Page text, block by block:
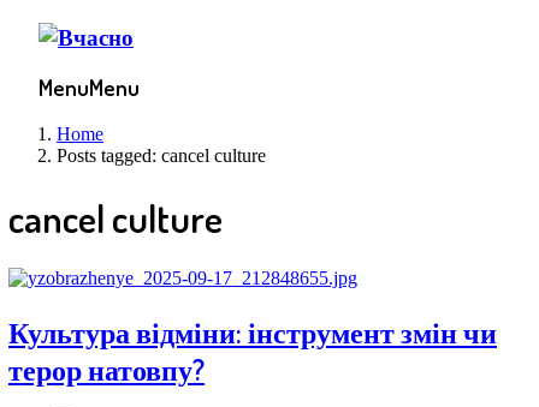
MenuMenu
Home
Posts tagged: cancel culture
cancel culture
Культура відміни: інструмент змін чи
терор натовпу?